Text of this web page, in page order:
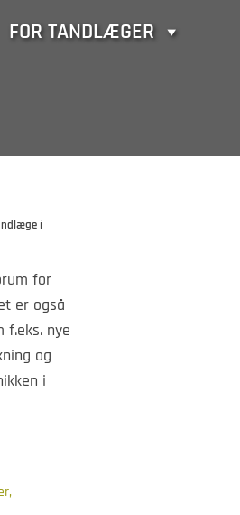
FOR TANDLÆGER
i
for
er også
f.eks. nye
og
i